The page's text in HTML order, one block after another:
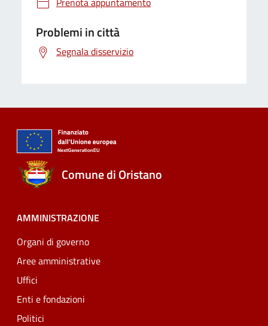
Problemi in città
Segnala disservizio
Comune di Oristano
AMMINISTRAZIONE
Organi di governo
Aree amministrative
Uffici
Enti e fondazioni
Politici